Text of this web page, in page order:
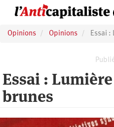
principal
Opinions Opinions Essai :
Essai :
brunes